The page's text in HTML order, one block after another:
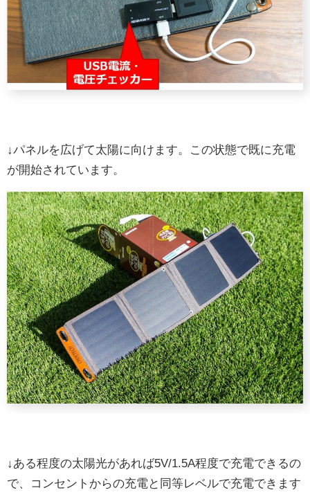
↓パネルを広げて太陽に向けます。この状態で既に充電
が開始されています。
↓ある程度の太陽光があれば5V/1.5A程度で充電できるの
で、コンセントからの充電と同等レベルで充電できます